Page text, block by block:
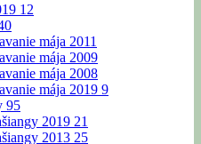
12
mája 2011
mája 2009
mája 2008
mája 2019 9
95
2019 21
2013 25